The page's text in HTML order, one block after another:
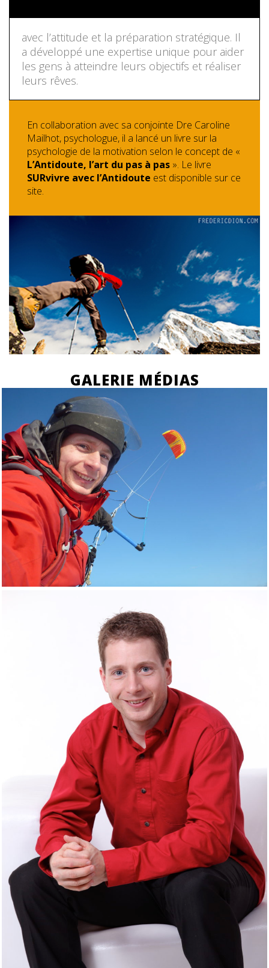
avec l’attitude et la préparation stratégique. Il
a développé une expertise unique pour aider
les gens à atteindre leurs objectifs et réaliser
leurs rêves.
En collaboration avec sa conjointe Dre Caroline
Mailhot, psychologue, il a lancé un livre sur la
psychologie de la motivation selon le concept de «
L’Antidoute, l’art du pas à pas ». Le livre
SURvivre avec l’Antidoute est disponible sur ce
site.
GALERIE MÉDIAS